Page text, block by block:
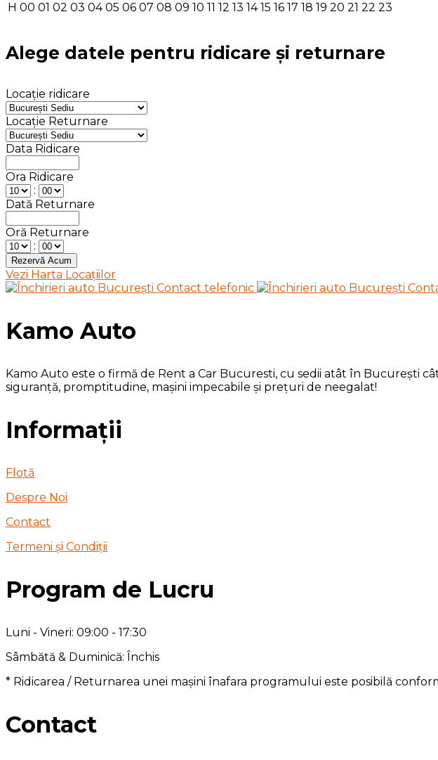
H 00 01 02 03 04 05 06 07 08 09 10 11 12 13 14 15 16 17 18 19 20 21 22 23
Alege datele pentru ridicare și returnare
Locație ridicare
Locație Returnare
Data Ridicare
Ora Ridicare
:
Dată Returnare
Oră Returnare
:
Vezi Harta Locațiilor
Kamo Auto
Kamo Auto este o firmă de Rent a Car Bucuresti, cu sedii atât în București
siguranță, promptitudine, mașini impecabile și prețuri de neegalat!
Informații
Flotă
Despre Noi
Contact
Termeni și Condiții
Program de Lucru
Luni - Vineri: 09:00 - 17:30
Sâmbătă & Duminică: Închis
* Ridicarea / Returnarea unei mașini înafara programului este posibilă
Contact